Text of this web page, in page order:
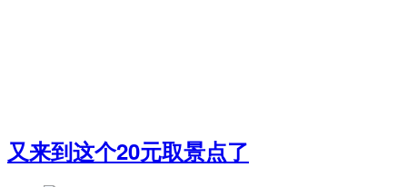
又来到这个20元取景点了